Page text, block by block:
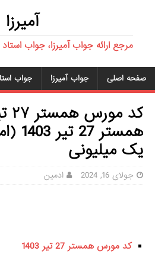
آمیرزا
مرجع ارائه جواب آمیرزا، جواب
صفحه اصلی جواب آمیرزا جواب
یک میلیونی
جولای 16, 2024 ادمین
کد مورس همستر 27 تیر 1403